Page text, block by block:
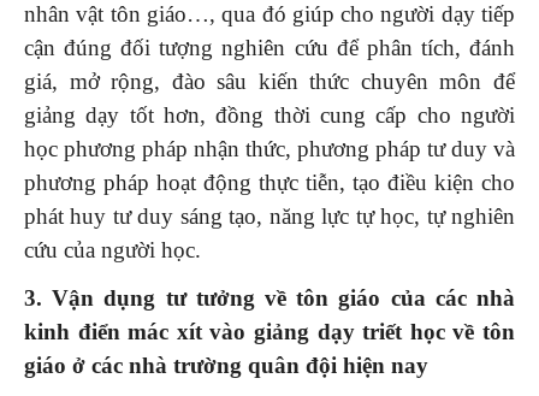
nhân vật tôn giáo…, qua đó giúp cho người dạy tiếp
cận đúng đối tượng nghiên cứu để phân tích, đánh
giá, mở rộng, đào sâu kiến thức chuyên môn để
giảng dạy tốt hơn, đồng thời cung cấp cho người
học phương pháp nhận thức, phương pháp tư duy và
phương pháp hoạt động thực tiễn, tạo điều kiện cho
phát huy tư duy sáng tạo, năng lực tự học, tự nghiên
cứu của người học.
3. Vận dụng tư tưởng về tôn giáo của các nhà
kinh điển mác xít vào giảng dạy triết học về tôn
giáo ở các nhà trường quân đội hiện nay